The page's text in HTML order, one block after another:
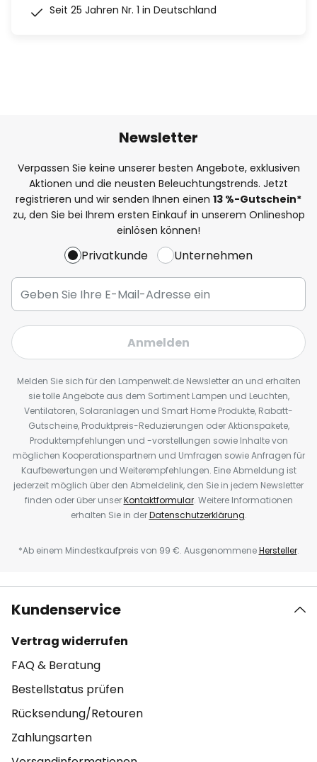
Seit 25 Jahren Nr. 1 in Deutschland
Newsletter
Verpassen Sie keine unserer besten Angebote, exklusiven
Aktionen und die neusten Beleuchtungstrends. Jetzt
registrieren und wir senden Ihnen einen 13 %-Gutschein*
zu, den Sie bei Ihrem ersten Einkauf in unserem Onlineshop
einlösen können!
Privatkunde Unternehmen
Anmelden
Melden Sie sich für den Lampenwelt.de Newsletter an und erhalten
sie tolle Angebote aus dem Sortiment Lampen und Leuchten,
Ventilatoren, Solaranlagen und Smart Home Produkte, Rabatt-
Gutscheine, Produktpreis-Reduzierungen oder Aktionspakete,
Produktempfehlungen und -vorstellungen sowie Inhalte von
möglichen Kooperationspartnern und Umfragen sowie Anfragen für
Kaufbewertungen und Weiterempfehlungen. Eine Abmeldung ist
jederzeit möglich über den Abmeldelink, den Sie in jedem Newsletter
finden oder über unserKontaktformular. Weitere Informationen
erhalten Sie in derDatenschutzerklärung.
*Ab einem Mindestkaufpreis von 99 €. AusgenommeneHersteller.
Kundenservice
Vertrag widerrufen
FAQ & Beratung
Bestellstatus prüfen
Rücksendung/Retouren
Zahlungsarten